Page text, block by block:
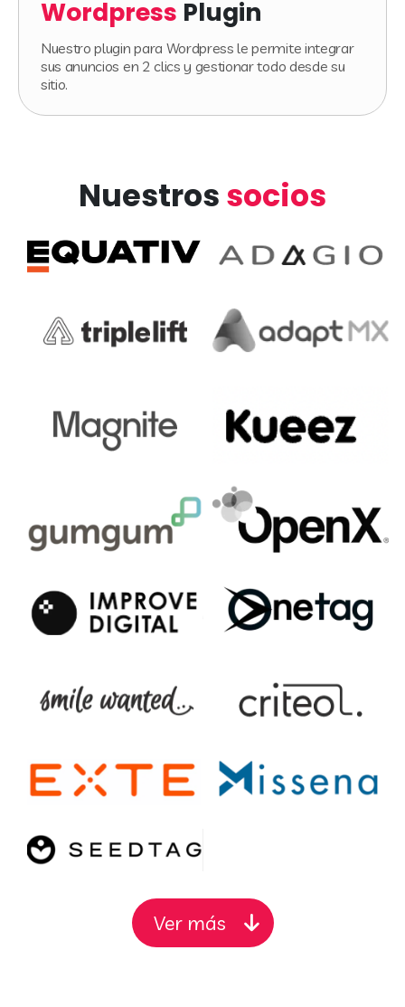
Wordpress Plugin
Nuestro plugin para Wordpress le permite integrar
sus anuncios en 2 clics y gestionar todo desde su
sitio.
Nuestrossocios